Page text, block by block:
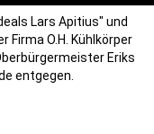
Lars Apitius" und
Firma O.H. Kühlkörper
Eriks
entgegen.